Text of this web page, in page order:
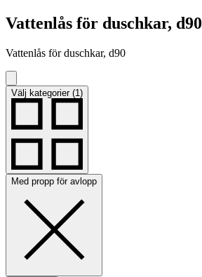
Vattenlås för duschkar, d90
Vattenlås för duschkar, d90
Välj kategorier (1)
Med propp för avlopp